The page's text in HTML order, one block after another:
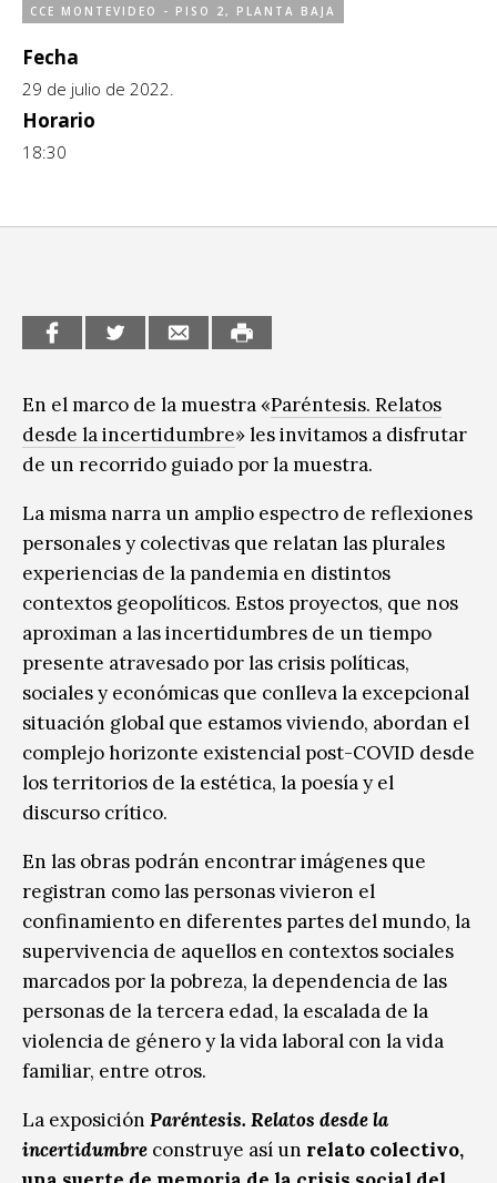
Espacio itinerante de lectura infantil
Exposiciones
Formación
Género y Diversidad
Música
CCE MONTEVIDEO - PISO 2, PLANTA BAJA
Fecha
29 de julio de 2022.
Horario
18:30
En el marco de la muestra «Paréntesis. Relatos
desde la incertidumbre» les invitamos a disfrutar
de un recorrido guiado por la muestra.
La misma narra un amplio espectro de reflexiones
personales y colectivas que relatan las plurales
experiencias de la pandemia en distintos
contextos geopolíticos. Estos proyectos, que nos
aproximan a las incertidumbres de un tiempo
presente atravesado por las crisis políticas,
sociales y económicas que conlleva la excepcional
situación global que estamos viviendo, abordan el
complejo horizonte existencial post-COVID desde
los territorios de la estética, la poesía y el
discurso crítico.
En las obras podrán encontrar imágenes que
registran como las personas vivieron el
confinamiento en diferentes partes del mundo, la
supervivencia de aquellos en contextos sociales
marcados por la pobreza, la dependencia de las
personas de la tercera edad, la escalada de la
violencia de género y la vida laboral con la vida
familiar, entre otros.
La exposición Paréntesis. Relatos desde la
incertidumbre construye así un relato colectivo,